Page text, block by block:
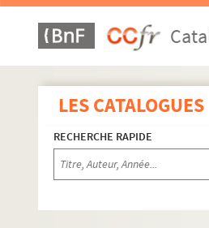
LES CATALOGUES
RECHERCHE RAPIDE